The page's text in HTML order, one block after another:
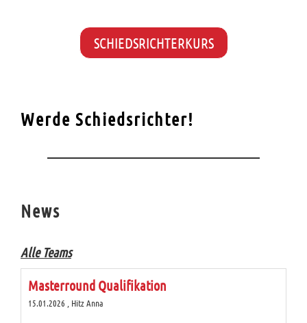
SCHIEDSRICHTERKURS
Werde Schiedsrichter!
News
Alle Teams
Masterround Qualifikation
15.01.2026 , Hitz Anna